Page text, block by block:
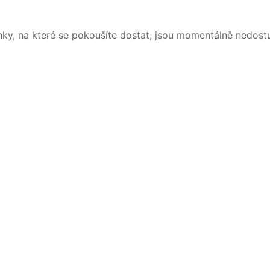
na které se pokoušíte dostat, jsou momentálně